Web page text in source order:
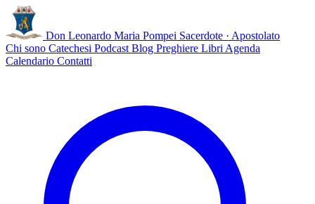
Don Leonardo Maria Pompei Sacerdote · Apostolato
Chi sono Catechesi Podcast Blog Preghiere Libri Agenda
Calendario Contatti